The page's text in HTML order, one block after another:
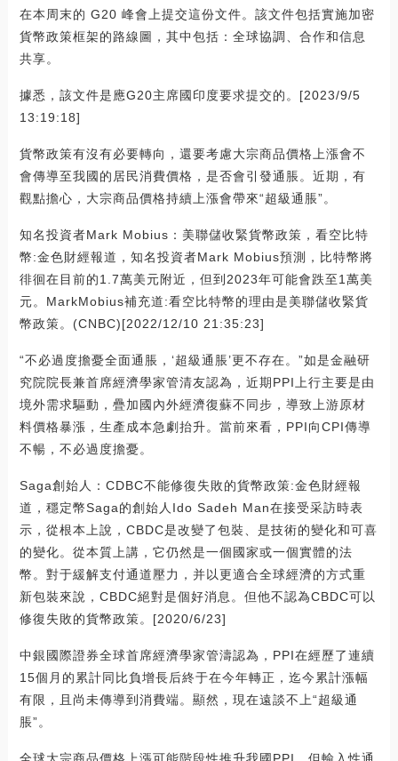
在本周末的 G20 峰會上提交這份文件。該文件包括實施加密
貨幣政策框架的路線圖，其中包括：全球協調、合作和信息
共享。
據悉，該文件是應G20主席國印度要求提交的。[2023/9/5
13:19:18]
貨幣政策有沒有必要轉向，還要考慮大宗商品價格上漲會不
會傳導至我國的居民消費價格，是否會引發通脹。近期，有
觀點擔心，大宗商品價格持續上漲會帶來“超級通脹”。
知名投資者Mark Mobius：美聯儲收緊貨幣政策，看空比特
幣:金色財經報道，知名投資者Mark Mobius預測，比特幣將
徘徊在目前的1.7萬美元附近，但到2023年可能會跌至1萬美
元。MarkMobius補充道:看空比特幣的理由是美聯儲收緊貨
幣政策。(CNBC)[2022/12/10 21:35:23]
“不必過度擔憂全面通脹，‘超級通脹’更不存在。”如是金融研
究院院長兼首席經濟學家管清友認為，近期PPI上行主要是由
境外需求驅動，疊加國內外經濟復蘇不同步，導致上游原材
料價格暴漲，生產成本急劇抬升。當前來看，PPI向CPI傳導
不暢，不必過度擔憂。
Saga創始人：CDBC不能修復失敗的貨幣政策:金色財經報
道，穩定幣Saga的創始人Ido Sadeh Man在接受采訪時表
示，從根本上說，CBDC是改變了包裝、是技術的變化和可喜
的變化。從本質上講，它仍然是一個國家或一個實體的法
幣。對于緩解支付通道壓力，并以更適合全球經濟的方式重
新包裝來說，CBDC絕對是個好消息。但他不認為CBDC可以
修復失敗的貨幣政策。[2020/6/23]
中銀國際證券全球首席經濟學家管濤認為，PPI在經歷了連續
15個月的累計同比負增長后終于在今年轉正，迄今累計漲幅
有限，且尚未傳導到消費端。顯然，現在遠談不上“超級通
脹”。